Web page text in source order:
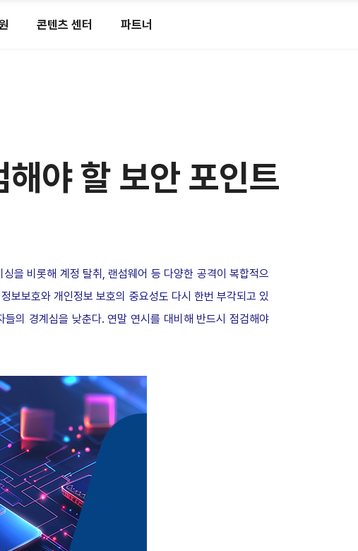
콘텐츠 센터 파트너
야 할 보안 포인트
을 비롯해 계정 탈취, 랜섬웨어 등 다양한 공격이 복합적으
보보호와 개인정보 보호의 중요성도 다시 한번 부각되고 있
의 경계심을 낮춘다. 연말 연시를 대비해 반드시 점검해야